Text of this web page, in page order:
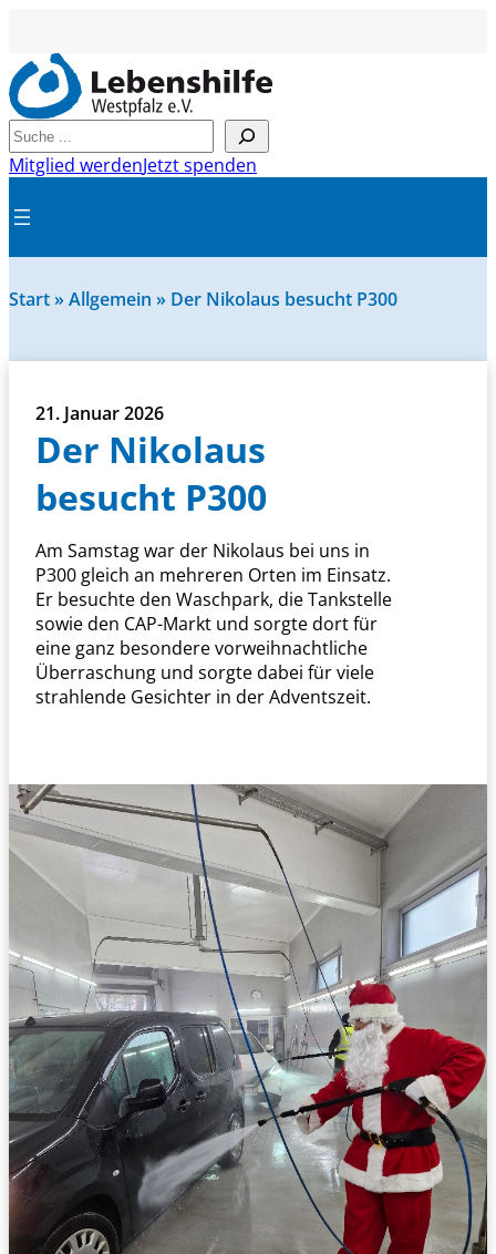
Suchen
Mitglied werdenJetzt spenden
Start»Allgemein » Der Nikolaus besucht P300
21. Januar 2026
Der Nikolaus
besucht P300
Am Samstag war der Nikolaus bei uns in
P300 gleich an mehreren Orten im Einsatz.
Er besuchte den Waschpark, die Tankstelle
sowie den CAP-Markt und sorgte dort für
eine ganz besondere vorweihnachtliche
Überraschung und sorgte dabei für viele
strahlende Gesichter in der Adventszeit.